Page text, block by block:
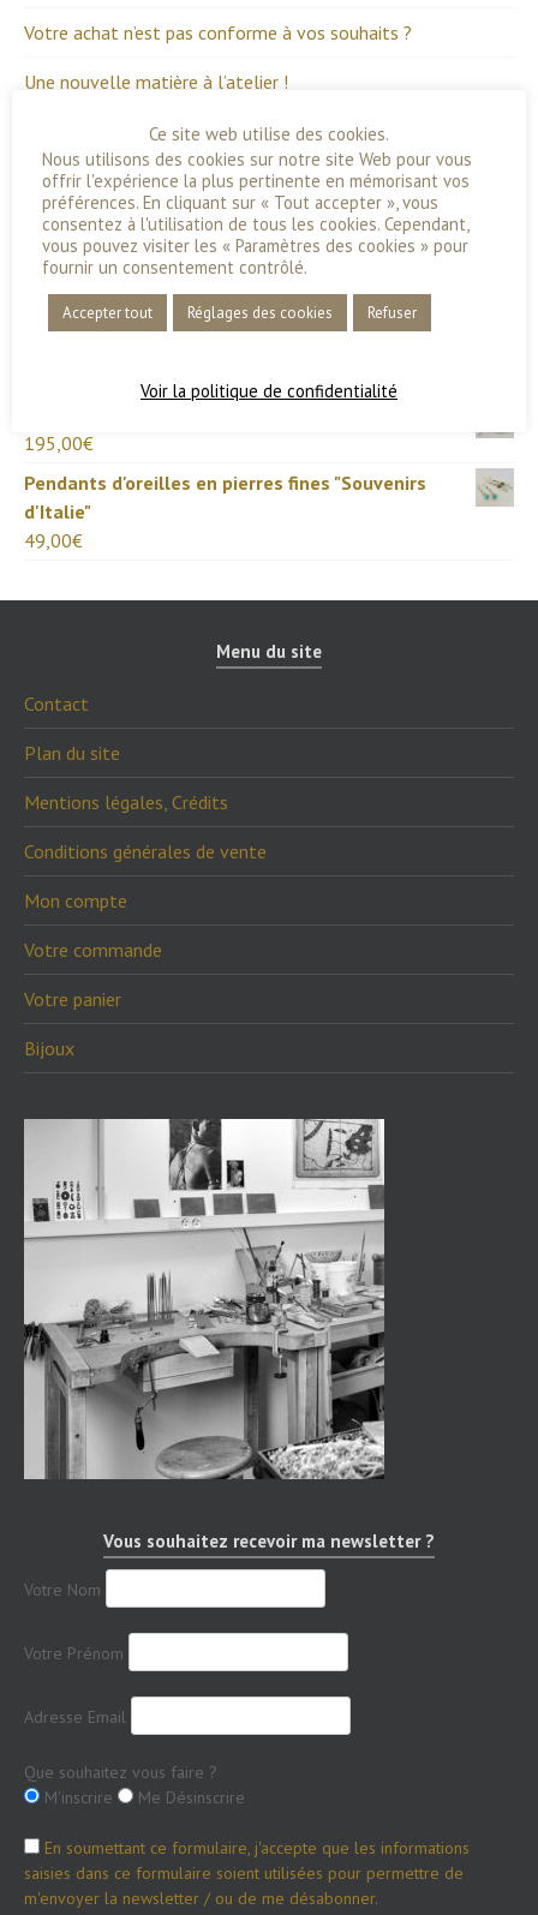
Votre achat n’est pas conforme à vos souhaits ?
Une nouvelle matière à l’atelier !
A voir sur la boutique
Bracelet Origines
165,00€
Broche en argent "L'échappée !"
225,00€
195,00€
Pendants d'oreilles en pierres fines "Souvenirs
d'Italie"
49,00€
Menu du site
Contact
Plan du site
Mentions légales, Crédits
Conditions générales de vente
Mon compte
Votre commande
Votre panier
Bijoux
Vous souhaitez recevoir ma newsletter ?
Votre Nom
Votre Prénom
Adresse Email
Que souhaitez vous faire ?
M'inscrire
Me Désinscrire
En soumettant ce formulaire, j'accepte que les informations
saisies dans ce formulaire soient utilisées pour permettre de
m'envoyer la newsletter / ou de me désabonner.
Ce site web utilise des cookies.
Nous utilisons des cookies sur notre site Web pour vous
offrir l'expérience la plus pertinente en mémorisant vos
préférences. En cliquant sur « Tout accepter », vous
consentez à l'utilisation de tous les cookies. Cependant,
vous pouvez visiter les « Paramètres des cookies » pour
fournir un consentement contrôlé.
Accepter tout Réglages des cookies Refuser
Voir la politique de confidentialité